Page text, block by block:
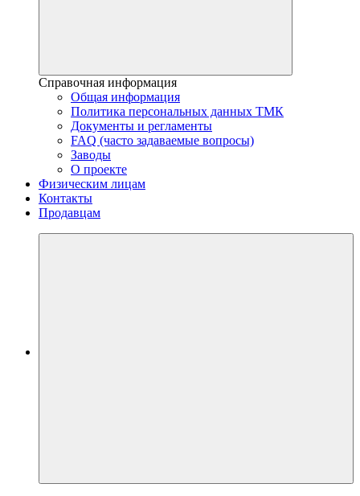
Справочная информация
Общая информация
Политика персональных данных ТМК
Документы и регламенты
FAQ (часто задаваемые вопросы)
Заводы
О проекте
Физическим лицам
Контакты
Продавцам